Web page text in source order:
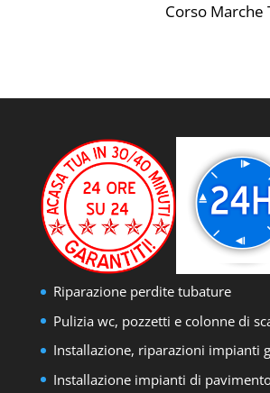
Corso Marche
Riparazione perdite tubature
Pulizia wc, pozzetti e colonne di
Installazione, riparazioni impianti
Installazione impianti di